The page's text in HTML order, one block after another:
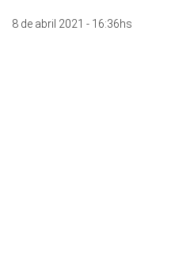
8 de abril 2021 - 16:36hs